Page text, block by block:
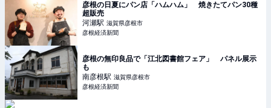
彦根の日夏にパン店「ハムハム」 焼きたてパン30種
超販売
河瀬駅 滋賀県彦根市
彦根経済新聞
彦根の無印良品で「江北図書館フェア」 パネル展示
も
南彦根駅 滋賀県彦根市
彦根経済新聞